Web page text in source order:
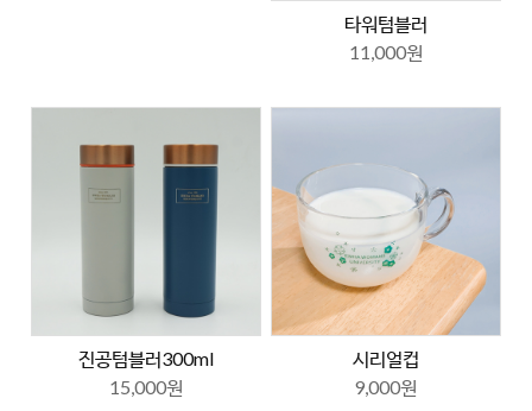
타워텀블러
11,000원
진공텀블러300ml
15,000원
시리얼컵
9,000원